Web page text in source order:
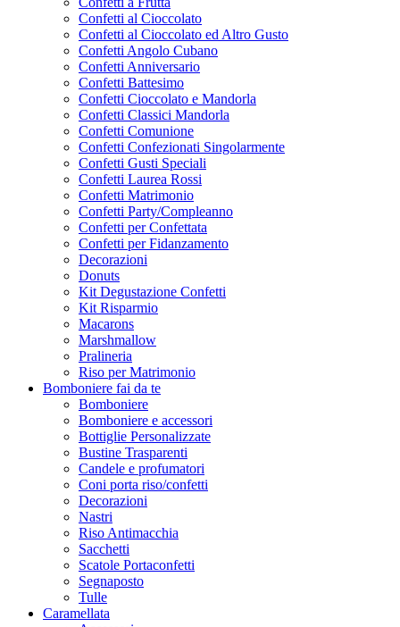
Confetti al Cioccolato
Confetti al Cioccolato ed Altro Gusto
Confetti Angolo Cubano
Confetti Anniversario
Confetti Battesimo
Confetti Cioccolato e Mandorla
Confetti Classici Mandorla
Confetti Comunione
Confetti Confezionati Singolarmente
Confetti Gusti Speciali
Confetti Laurea Rossi
Confetti Matrimonio
Confetti Party/Compleanno
Confetti per Confettata
Confetti per Fidanzamento
Decorazioni
Donuts
Kit Degustazione Confetti
Kit Risparmio
Macarons
Marshmallow
Pralineria
Riso per Matrimonio
Bomboniere fai da te
Bomboniere
Bomboniere e accessori
Bottiglie Personalizzate
Bustine Trasparenti
Candele e profumatori
Coni porta riso/confetti
Decorazioni
Nastri
Riso Antimacchia
Sacchetti
Scatole Portaconfetti
Segnaposto
Tulle
Caramellata